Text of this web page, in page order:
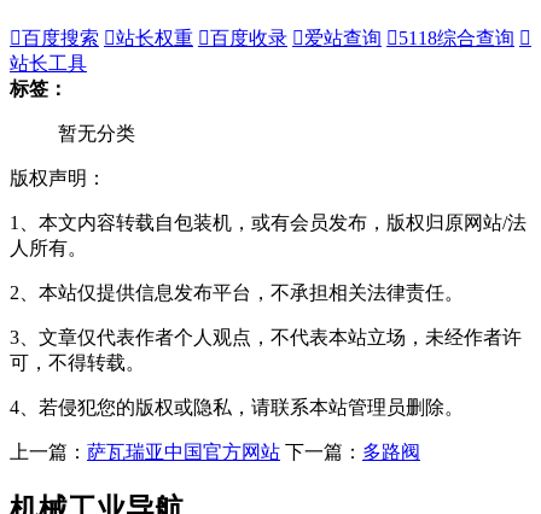
百度搜索 站长权重 百度收录 爱站查询 5118综合查询 
站长工具
标签：
暂无分类
版权声明：
1、本文内容转载自包装机，或有会员发布，版权归原网站/法
人所有。
2、本站仅提供信息发布平台，不承担相关法律责任。
3、文章仅代表作者个人观点，不代表本站立场，未经作者许
可，不得转载。
4、若侵犯您的版权或隐私，请联系本站管理员删除。
上一篇： 萨瓦瑞亚中国官方网站 下一篇： 多路阀